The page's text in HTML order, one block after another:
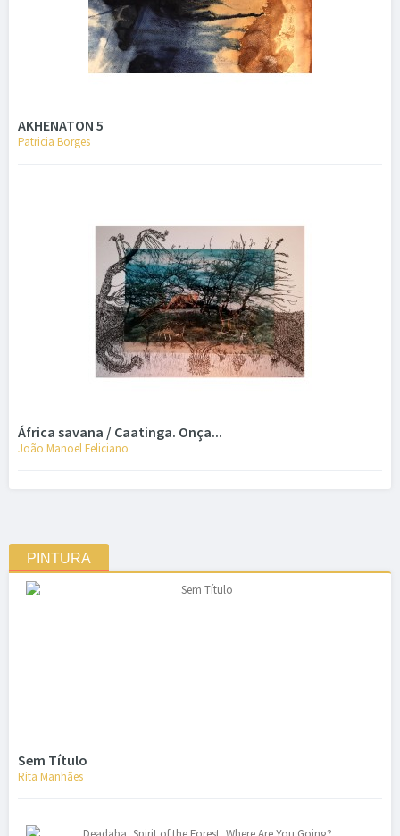
AKHENATON 5
Patricia Borges
África savana / Caatinga. Onça...
João Manoel Feliciano
PINTURA
Sem Título
Rita Manhães